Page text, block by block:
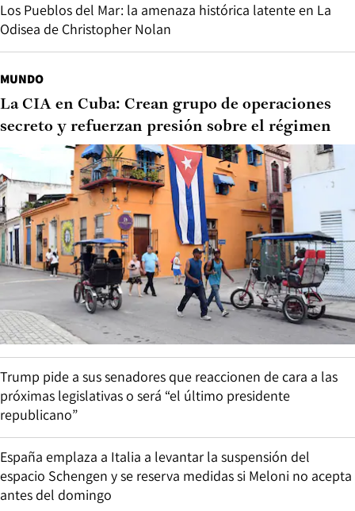
Los Pueblos del Mar: la amenaza histórica latente en La
Odisea de Christopher Nolan
MUNDO
La CIA en Cuba: Crean grupo de operaciones
secreto y refuerzan presión sobre el régimen
Trump pide a sus senadores que reaccionen de cara a las
próximas legislativas o será “el último presidente
republicano”
España emplaza a Italia a levantar la suspensión del
espacio Schengen y se reserva medidas si Meloni no acepta
antes del domingo